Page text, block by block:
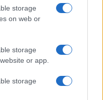
storage
on web or
storage
or app.
storage